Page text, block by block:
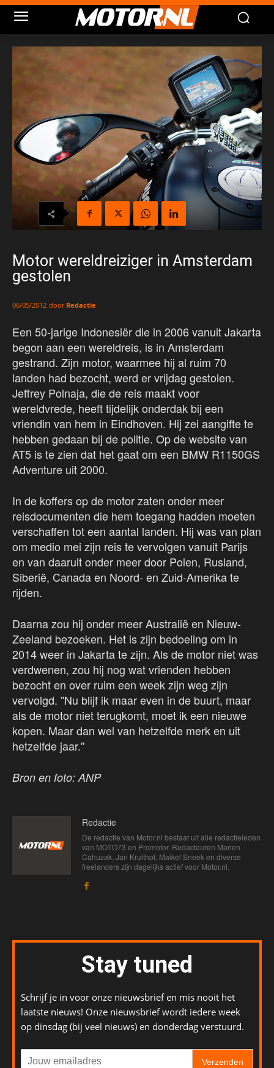
Motor wereldreiziger in Amsterdam
gestolen
06/05/2012 door Redactie
Een 50-jarige Indonesiër die in 2006 vanuit Jakarta
begon aan een wereldreis, is in Amsterdam
gestrand. Zijn motor, waarmee hij al ruim 70
landen had bezocht, werd er vrijdag gestolen.
Jeffrey Polnaja, die de reis maakt voor
wereldvrede, heeft tijdelijk onderdak bij een
vriendin van hem in Eindhoven. Hij zei aangifte te
hebben gedaan bij de politie. Op de website van
AT5 is te zien dat het gaat om een BMW R1150GS
Adventure uit 2000.
In de koffers op de motor zaten onder meer
reisdocumenten die hem toegang hadden moeten
verschaffen tot een aantal landen. Hij was van plan
om medio mei zijn reis te vervolgen vanuit Parijs
en van daaruit onder meer door Polen, Rusland,
Siberië, Canada en Noord- en Zuid-Amerika te
rijden.
Daarna zou hij onder meer Australië en Nieuw-
Zeeland bezoeken. Het is zijn bedoeling om in
2014 weer in Jakarta te zijn. Als de motor niet was
verdwenen, zou hij nog wat vrienden hebben
bezocht en over ruim een week zijn weg zijn
vervolgd. ''Nu blijf ik maar even in de buurt, maar
als de motor niet terugkomt, moet ik een nieuwe
kopen. Maar dan wel van hetzelfde merk en uit
hetzelfde jaar.''
Bron en foto: ANP
Redactie
De redactie van Motor.nl bestaat uit alle redactieleden
van MOTO73 en Promotor. Redacteuren Marien
Cahuzak, Jan Kruithof, Maikel Sneek en diverse
freelancers zijn dagelijks actief voor Motor.nl.
Stay tuned
Schrijf je in voor onze nieuwsbrief en mis nooit het
laatste nieuws! Onze nieuwsbrief wordt iedere week
op dinsdag (bij veel nieuws) en donderdag verstuurd.
Verzenden